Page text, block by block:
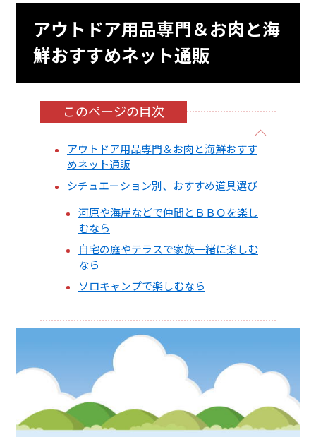
アウトドア用品専門＆お肉と海
鮮おすすめネット通販
このページの目次
アウトドア用品専門＆お肉と海鮮おすす
めネット通販
シチュエーション別、おすすめ道具選び
河原や海岸などで仲間とＢＢＯを楽し
むなら
自宅の庭やテラスで家族一緒に楽しむ
なら
ソロキャンプで楽しむなら